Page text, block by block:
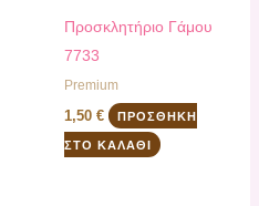
Προσκλητήριο Γάμου
7733
Premium
1,50 € ΠΡΟΣΘΉΚΗ
ΣΤΟ ΚΑΛΆΘΙ